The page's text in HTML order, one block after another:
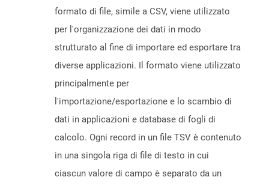
formato di file, simile a CSV, viene utilizzato
per l'organizzazione dei dati in modo
strutturato al fine di importare ed esportare tra
diverse applicazioni. Il formato viene utilizzato
principalmente per
l'importazione/esportazione e lo scambio di
dati in applicazioni e database di fogli di
calcolo. Ogni record in un file TSV è contenuto
in una singola riga di file di testo in cui
ciascun valore di campo è separato da un